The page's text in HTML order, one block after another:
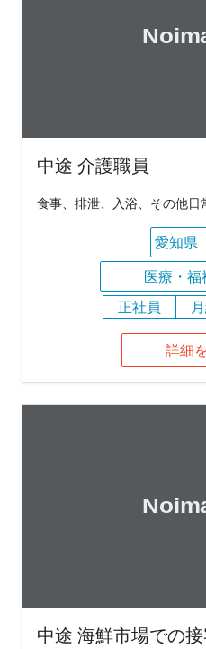
中途 介護職員
食事、排泄、入浴、その他日
愛知県
医療・
正社員
詳細
中途 海鮮市場での